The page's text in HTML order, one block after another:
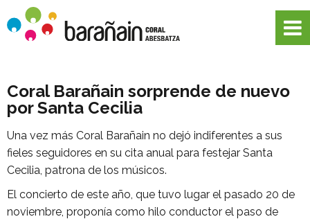
Coral Barañain sorprende de nuevo
por Santa Cecilia
Una vez más Coral Barañain no dejó indiferentes a sus
fieles seguidores en su cita anual para festejar Santa
Cecilia, patrona de los músicos.
El concierto de este año, que tuvo lugar el pasado 20 de
noviembre, proponía como hilo conductor el paso de